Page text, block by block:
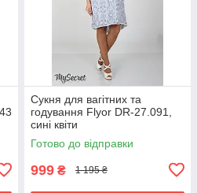
Сукня для вагітних та
годування Flyor DR-27.091,
сині квіти
Готово до відправки
999 ₴ 1 195 ₴